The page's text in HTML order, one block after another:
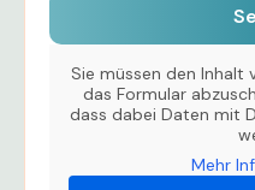
Sie müssen den Inhalt
das Formular
dass dabei Daten mit
Mehr